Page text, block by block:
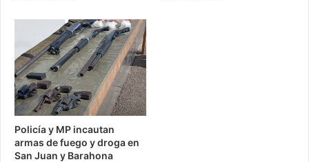
Policía y MP incautan
armas de fuego y droga en
San Juan y Barahona